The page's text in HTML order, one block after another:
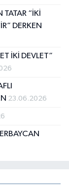
“İKİ
DERKEN
İKİ DEVLET”
23.06.2026